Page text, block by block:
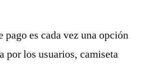
pago es cada vez una opción
por los usuarios, camiseta